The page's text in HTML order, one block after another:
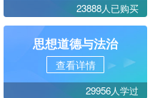
23888人已购买
思想道德与法治
查看详情
29956人学过